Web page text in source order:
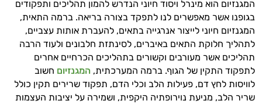
המגנזיום הוא מינרל ויסוד חיוני הנדרש להמון תהליכים ותפקודים
בגופנו אשר מאפשרים לנו לתפקד בצורה בריאה. ברמה התאית,
המגנזיום חיוני לייצור אנרגייה בתאים, להעברת אותות עצביים,
לתהליך חלוקת התאים באיברים, לסינתזת חלבונים ולעוד הרבה
תהליכים אשר מעורבים וקשורים בתהליכים הכרחיים אחרים
לתפקוד התקין של הגוף. ברמה המערכתית, המגנזיום חשוב
לוויסות לחץ דם, פעילות הלב וכלי הדם, תפקוד שרירים תקין כולל
שריר הלב, מניעת נוירופתיה היקפית, ושמירה על יציבות העצמות